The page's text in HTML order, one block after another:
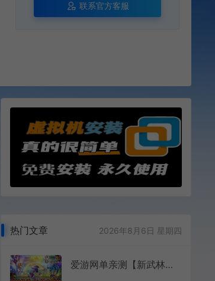
联系官方客服
热门文章 2026年8月6日 星期四
爱游网单亲测【新武林外传】401情义武林120级强天位版 配套GM后台EL工具视频安装教学虚拟机一键端